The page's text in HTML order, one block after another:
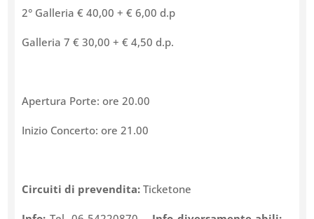
2° Galleria € 40,00 + € 6,00 d.p
Galleria 7 € 30,00 + € 4,50 d.p.
Apertura Porte: ore 20.00
Inizio Concerto: ore 21.00
Circuiti di prevendita: Ticketone